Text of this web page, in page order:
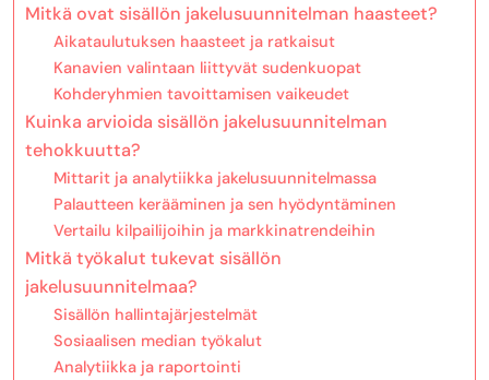
Mitkä ovat sisällön jakelusuunnitelman haasteet?
Aikataulutuksen haasteet ja ratkaisut
Kanavien valintaan liittyvät sudenkuopat
Kohderyhmien tavoittamisen vaikeudet
Kuinka arvioida sisällön jakelusuunnitelman
tehokkuutta?
Mittarit ja analytiikka jakelusuunnitelmassa
Palautteen kerääminen ja sen hyödyntäminen
Vertailu kilpailijoihin ja markkinatrendeihin
Mitkä työkalut tukevat sisällön
jakelusuunnitelmaa?
Sisällön hallintajärjestelmät
Sosiaalisen median työkalut
Analytiikka ja raportointi